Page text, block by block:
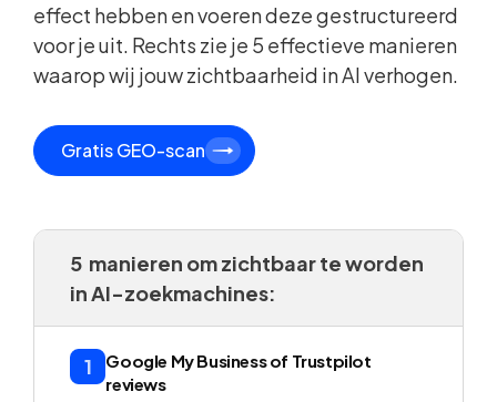
effect hebben en voeren deze gestructureerd
voor je uit. Rechts zie je 5 effectieve manieren
waarop wij jouw zichtbaarheid in AI verhogen.
Gratis GEO-scan
5 manieren om zichtbaar te worden
in AI-zoekmachines:
1
Google My Business of Trustpilot
reviews